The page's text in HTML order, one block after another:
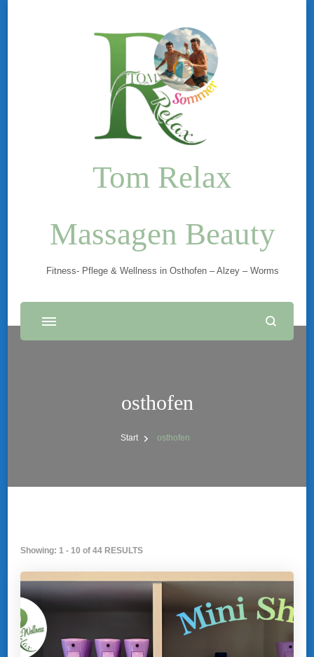
Tom Relax
Massagen Beauty
Fitness- Pflege & Wellness in Osthofen – Alzey – Worms
osthofen
Start osthofen
Showing: 1 - 10 of 44 RESULTS